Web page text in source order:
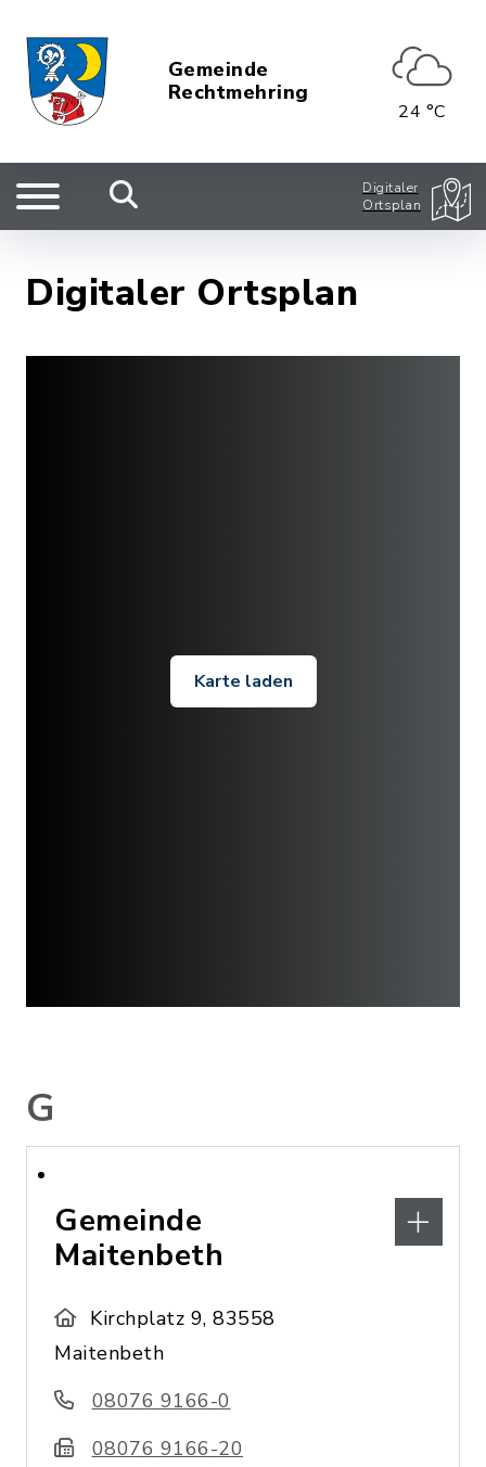
Gemeinde
Rechtmehring
24 °C
Digitaler
Ortsplan
Digitaler Ortsplan
Karte laden
G
Gemeinde
Maitenbeth
Kirchplatz 9, 83558
Maitenbeth
08076 9166-0
08076 9166-20